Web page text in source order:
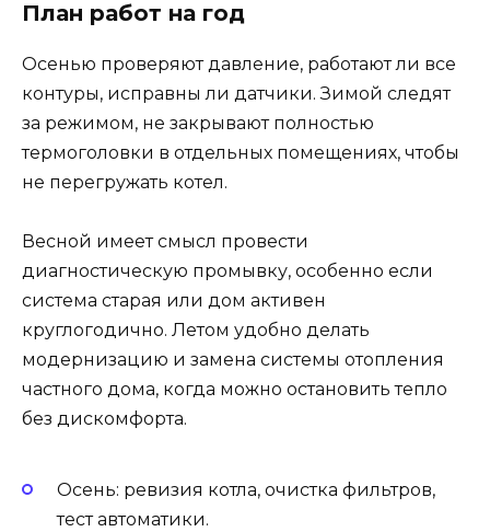
План работ на год
Осенью проверяют давление, работают ли все
контуры, исправны ли датчики. Зимой следят
за режимом, не закрывают полностью
термоголовки в отдельных помещениях, чтобы
не перегружать котел.
Весной имеет смысл провести
диагностическую промывку, особенно если
система старая или дом активен
круглогодично. Летом удобно делать
модернизацию и замена системы отопления
частного дома, когда можно остановить тепло
без дискомфорта.
Осень: ревизия котла, очистка фильтров,
тест автоматики.